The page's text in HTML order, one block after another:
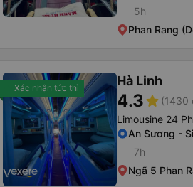
5h
Phan Rang
Xác nhận tức thì Hà Linh
4.3star (1430
Limousine 24
An Sương -
7h
Ngã 5 Phan